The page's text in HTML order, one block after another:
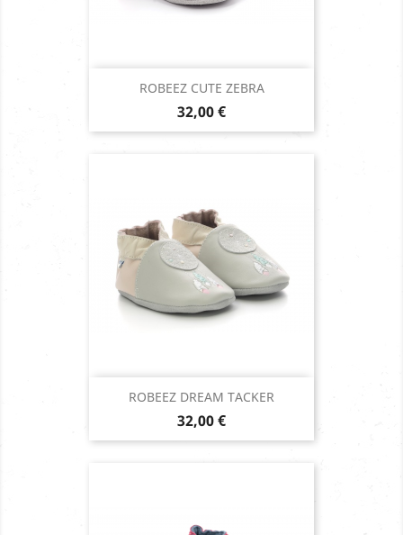
ROBEEZ CUTE ZEBRA
Prix
32,00 €
ROBEEZ DREAM TACKER
Prix
32,00 €